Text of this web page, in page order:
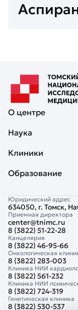
О центре
Наука
Клиники
Образование
Юридический адрес
634050, г. Томск,
Приемная директора
center@tnimc.ru
8 (3822) 51-22-28
Канцелярия
8 (3822) 46-95-66
Онкологическая
8 (3822) 283-003
Клиника НИИ
8 (3822) 561-232
Клиника НИИ
8 (3822) 724-319
Генетическая клиника
8 (3822) 530-537